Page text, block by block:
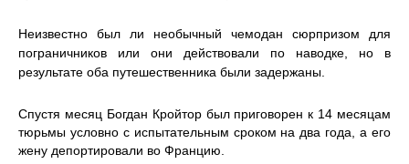
Неизвестно был ли необычный чемодан сюрпризом для
пограничников или они действовали по наводке, но в
результате оба путешественника были задержаны.
Спустя месяц Богдан Кройтор был приговорен к 14 месяцам
тюрьмы условно с испытательным сроком на два года, а его
жену депортировали во Францию.